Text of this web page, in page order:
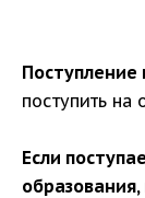
Поступление
поступить на
Если